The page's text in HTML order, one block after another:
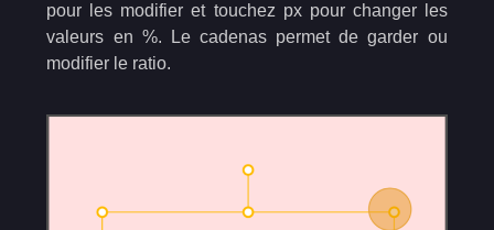
pour les modifier et touchez px pour changer les
valeurs en %. Le cadenas permet de garder ou
modifier le ratio.